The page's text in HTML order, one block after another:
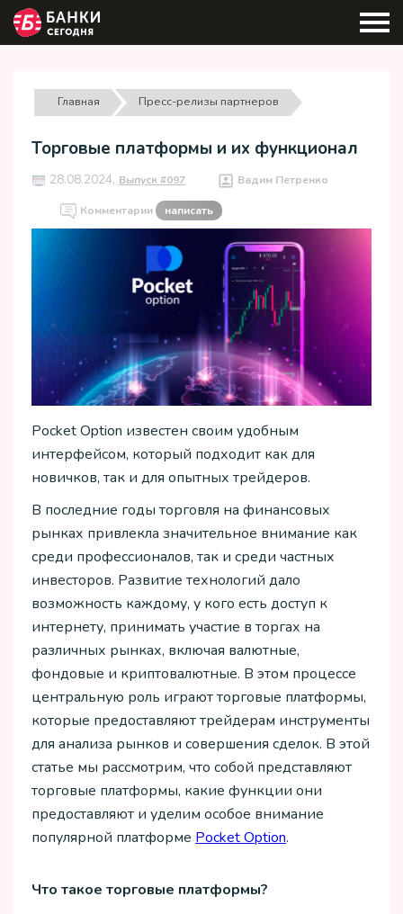
Главная Пресс-релизы партнеров
Торговые платформы и их функционал
28.08.2024, Выпуск #097 Вадим Петренко
Комментарии написать
Pocket Option известен своим удобным
интерфейсом, который подходит как для
новичков, так и для опытных трейдеров.
В последние годы торговля на финансовых
рынках привлекла значительное внимание как
среди профессионалов, так и среди частных
инвесторов. Развитие технологий дало
возможность каждому, у кого есть доступ к
интернету, принимать участие в торгах на
различных рынках, включая валютные,
фондовые и криптовалютные. В этом процессе
центральную роль играют торговые платформы,
которые предоставляют трейдерам инструменты
для анализа рынков и совершения сделок. В этой
статье мы рассмотрим, что собой представляют
торговые платформы, какие функции они
предоставляют и уделим особое внимание
популярной платформе Pocket Option.
Что такое торговые платформы?